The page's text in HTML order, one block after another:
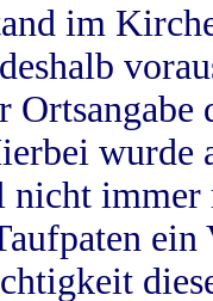
im
wurde
nicht